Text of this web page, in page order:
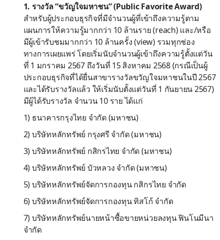
1. รางวัล “ขวัญใจมหาชน” (Public Favorite Award)
สำหรับผู้ประกอบธุรกิจที่มีจำนวนผู้ที่เข้าถึงความรู้ตาม
แผนการให้ความรู้มากกว่า 10 ล้านราย (reach) และ/หรือ
มีผู้เข้ารับชมมากกว่า 10 ล้านครั้ง (view) รวมทุกช่อง
ทางการเผยแพร่ โดยเริ่มนับจำนวนผู้เข้าถึงความรู้ตั้งแต่วัน
ที่ 1 มกราคม 2567 ถึงวันที่ 15 สิงหาคม 2568 (กรณีเป็นผู้
ประกอบธุรกิจที่ได้ยื่นสาขารางวัลขวัญใจมหาชนในปี 2567
และได้รับรางวัลแล้ว ให้เริ่มนับตั้งแต่วันที่ 1 กันยายน 2567)
มีผู้ได้รับรางวัล จำนวน 10 ราย ได้แก่
1) ธนาคารกรุงไทย จำกัด (มหาชน)
2) บริษัทหลักทรัพย์ กรุงศรี จำกัด (มหาชน)
3) บริษัทหลักทรัพย์ กสิกรไทย จำกัด (มหาชน)
4) บริษัทหลักทรัพย์ บัวหลวง จำกัด (มหาชน)
5) บริษัทหลักทรัพย์จัดการกองทุน กสิกรไทย จำกัด
6) บริษัทหลักทรัพย์จัดการกองทุน ทิสโก้ จำกัด
7) บริษัทหลักทรัพย์นายหน้าซื้อขายหน่วยลงทุน ฟินโนมีนา
จำกัด